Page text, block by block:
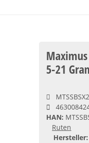
5-21
HAN:
Ruten
Hersteller: